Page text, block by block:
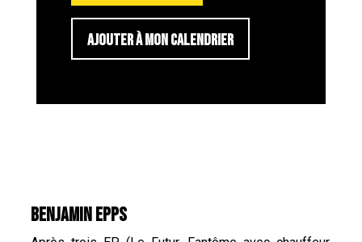
AJOUTER À MON CALENDRIER
BENJAMIN EPPS